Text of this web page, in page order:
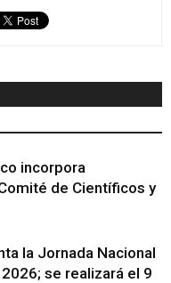
incorpora
de Científicos y
la Jornada Nacional
se realizará el 9